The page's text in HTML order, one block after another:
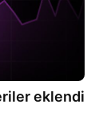
eklendi